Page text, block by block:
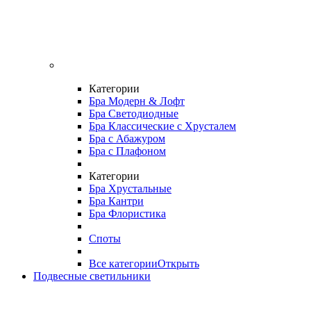
Категории
Бра Модерн & Лофт
Бра Светодиодные
Бра Классические с Хрусталем
Бра с Абажуром
Бра с Плафоном
Категории
Бра Хрустальные
Бра Кантри
Бра Флористика
Споты
Все категорииОткрыть
Подвесные светильники